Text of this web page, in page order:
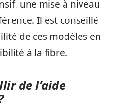
une mise à niveau
Il est conseillé
de ces modèles en
à la fibre.
de l’aide